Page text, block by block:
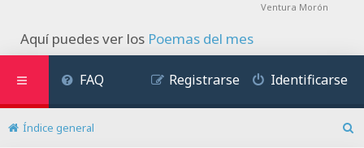
Ventura Morón
Aquí puedes ver los Poemas del mes
FAQ Identificarse
Registrarse
Índice general